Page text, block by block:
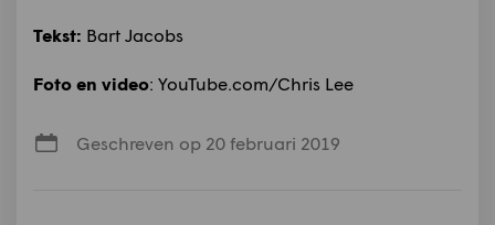
Tekst: Bart Jacobs
Foto en video: YouTube.com/Chris Lee
Geschreven op 20 februari 2019